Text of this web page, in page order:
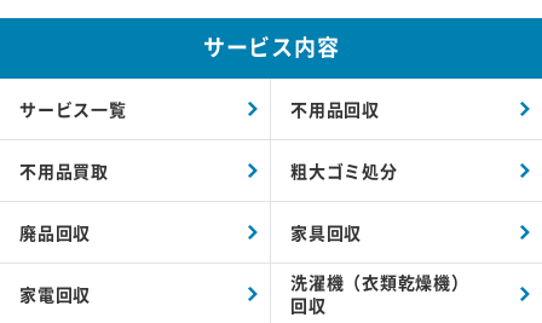
サービス内容
サービス一覧 不用品回収
不用品買取 粗大ゴミ処分
廃品回収 家具回収
家電回収
洗濯機（衣類乾燥機）
回収